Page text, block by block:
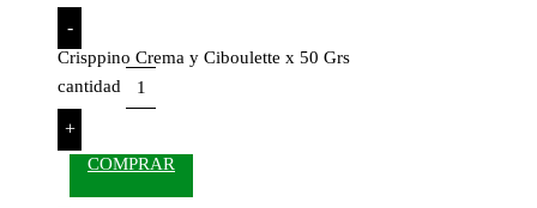
-
Crisppino Crema y Ciboulette x 50 Grs
cantidad
+
COMPRAR